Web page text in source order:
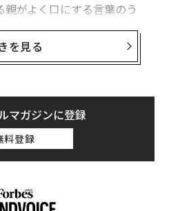
がよく口にする言葉のう
及ぼす可能性がある5つを紹
を見る
マガジンに登録
料登録